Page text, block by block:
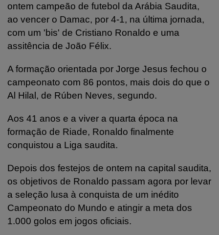
ontem campeão de futebol da Arábia Saudita,
ao vencer o Damac, por 4-1, na última jornada,
com um 'bis' de Cristiano Ronaldo e uma
assitência de João Félix.
A formação orientada por Jorge Jesus fechou o
campeonato com 86 pontos, mais dois do que o
Al Hilal, de Rúben Neves, segundo.
Aos 41 anos e a viver a quarta época na
formação de Riade, Ronaldo finalmente
conquistou a Liga saudita.
Depois dos festejos de ontem na capital saudita,
os objetivos de Ronaldo passam agora por levar
a seleção lusa à conquista de um inédito
Campeonato do Mundo e atingir a meta dos
1.000 golos em jogos oficiais.